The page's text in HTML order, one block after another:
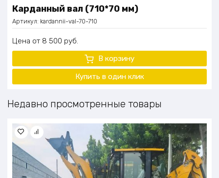
Карданный вал (710*70 мм)
Артикул: kardannii-val-70-710
Цена 8 500 руб.
В корзину
Купить в один клик
Недавно просмотренные товары